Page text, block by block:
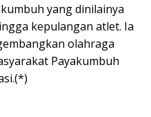
yang dinilainya
kepulangan atlet. Ia
olahraga
Payakumbuh